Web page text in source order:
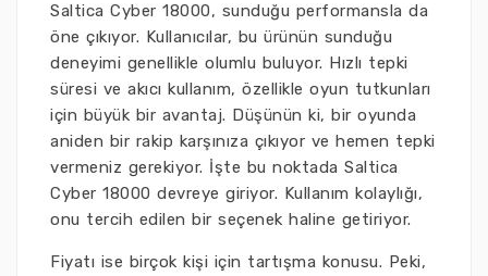
Saltica Cyber 18000, sunduğu performansla da
öne çıkıyor. Kullanıcılar, bu ürünün sunduğu
deneyimi genellikle olumlu buluyor. Hızlı tepki
süresi ve akıcı kullanım, özellikle oyun tutkunları
için büyük bir avantaj. Düşünün ki, bir oyunda
aniden bir rakip karşınıza çıkıyor ve hemen tepki
vermeniz gerekiyor. İşte bu noktada Saltica
Cyber 18000 devreye giriyor. Kullanım kolaylığı,
onu tercih edilen bir seçenek haline getiriyor.
Fiyatı ise birçok kişi için tartışma konusu. Peki,